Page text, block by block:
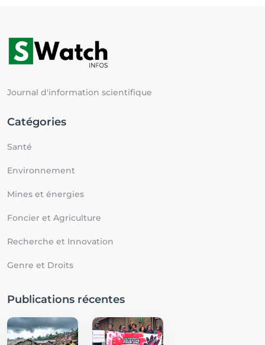
Journal d'information scientifique
Catégories
Santé
Environnement
Mines et énergies
Foncier et Agriculture
Recherche et Innovation
Genre et Droits
Publications récentes